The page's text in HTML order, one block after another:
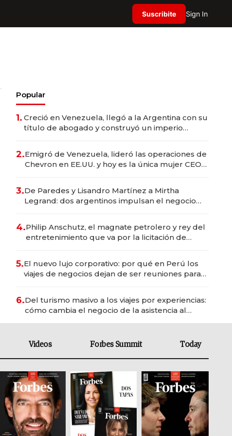
Suscribite Sign In
Popular
1. Creció en Venezuela, llegó a la Argentina con su
título de abogado y construyó un imperio
2.Emigró de Venezuela, lideró las operaciones de
Chevron en EE.UU. y hoy es la única mujer CEO
3.De Paredes y Lisandro Martínez a Mirtha
Legrand: dos argentinos impulsan el negocio
4.Philip Anschutz, el magnate petrolero y rey del
entretenimiento que va por la licitación de
5.El nuevo lujo corporativo: por qué en Perú los
viajes de negocios dejan de ser reuniones para
6.Del turismo masivo a los viajes por experiencias:
cómo cambia el negocio de la asistencia al
Videos Forbes Summit Today